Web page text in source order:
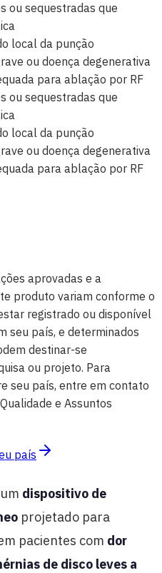
ou sequestradas que
local da punção
ou doença degenerativa
para ablação por RF
ou sequestradas que
local da punção
ou doença degenerativa
para ablação por RF
aprovadas e a
produto variam conforme o
registrado ou disponível
seu país, e determinados
destinar-se
ou projeto. Para
seu país, entre em contato
e Assuntos
país
dispositivo de
projetado para
pacientes com dor
de disco leves a